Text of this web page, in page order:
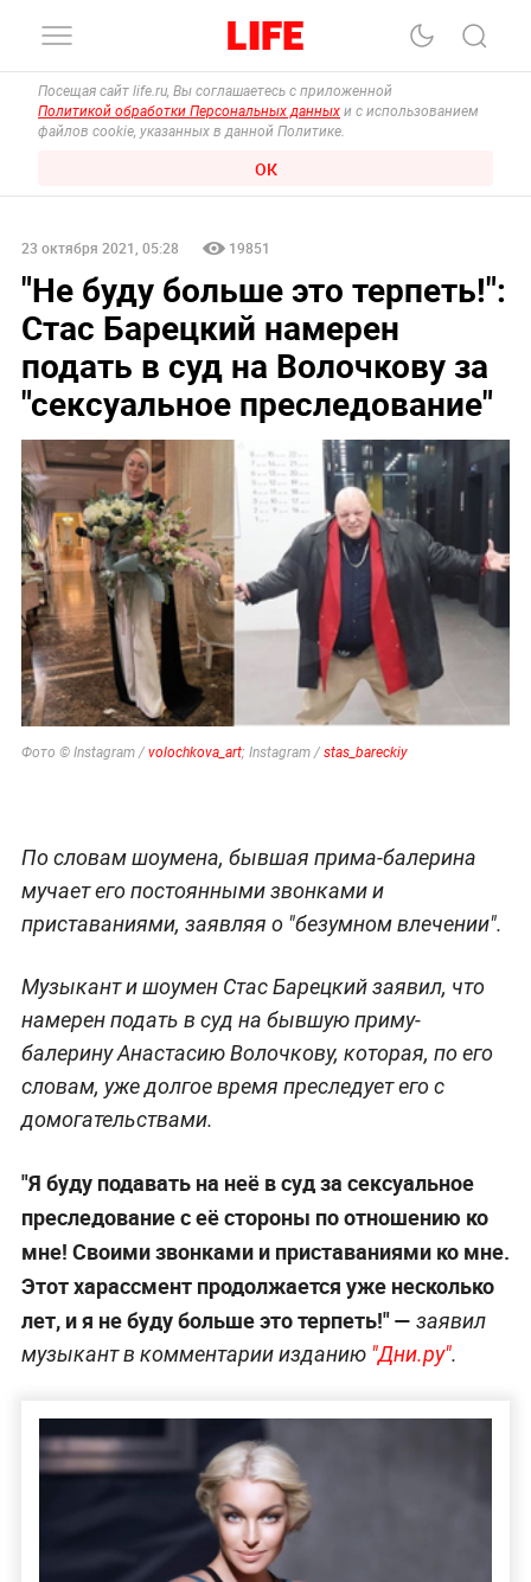
Посещая сайт life.ru, Вы соглашаетесь с приложенной
Политикой обработки Персональных данных и с использованием
файлов cookie, указанных в данной Политике.
ОК
23 октября 2021, 05:28 19851
"Не буду больше это терпеть!":
Стас Барецкий намерен
подать в суд на Волочкову за
"сексуальное преследование"
Фото © Instagram / volochkova_art; Instagram /stas_bareckiy
По словам шоумена, бывшая прима-балерина
мучает его постоянными звонками и
приставаниями, заявляя о "безумном влечении".
Музыкант и шоумен Стас Барецкий заявил, что
намерен подать в суд на бывшую приму-
балерину Анастасию Волочкову, которая, по его
словам, уже долгое время преследует его с
домогательствами.
"Я буду подавать на неё в суд за сексуальное
преследование с её стороны по отношению ко
мне! Своими звонками и приставаниями ко мне.
Этот харассмент продолжается уже несколько
лет, и я не буду больше это терпеть!" — заявил
музыкант в комментарии изданию"Дни.ру".